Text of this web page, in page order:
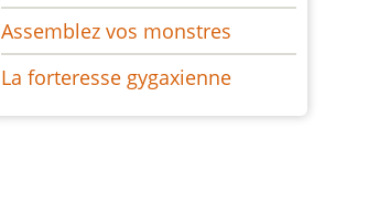
Assemblez vos monstres
La forteresse gygaxienne